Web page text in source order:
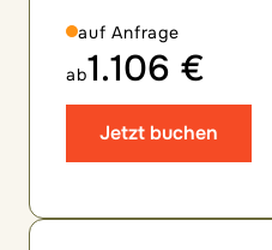
auf Anfrage
ab1.106 €
Jetzt buchen